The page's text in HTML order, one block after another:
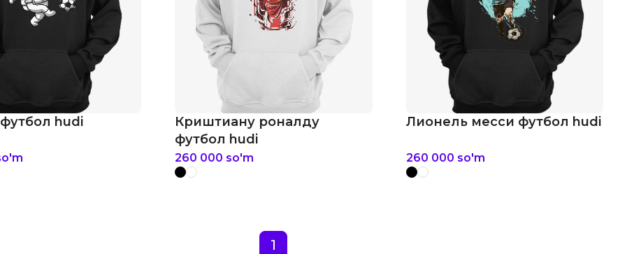
hudi
Криштиану роналду
футбол hudi
260 000 so'm
Лионель месси футбол hudi
260 000 so'm
1